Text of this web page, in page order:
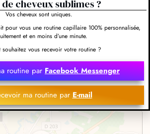
et rédigez un commentaire
cheveux sublimes ?
Vos cheveux sont uniques.
pour vous une routine capillaire 100% personnalisée,
et en moins d’une minute.
souhaitez vous recevoir votre routine ?
routine parFacebook Messenger
ma routine par E-mail